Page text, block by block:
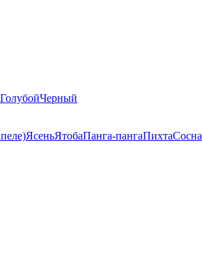
ГолубойЧерный
ЯсеньЯтобаПанга-пангаПихтаСосна